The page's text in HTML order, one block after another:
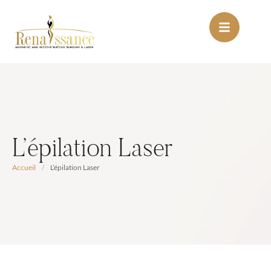
L’épilation Laser
Accueil / L’épilation Laser